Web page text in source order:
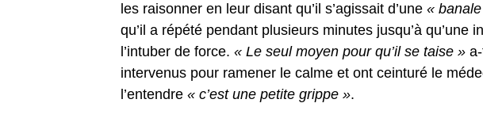
les raisonner en leur disant qu’il s’agissait d’une «
qu’il a répété pendant plusieurs minutes jusqu’à qu’une
l’intuber de force. « Le seul moyen pour qu’il se taise »
intervenus pour ramener le calme et ont ceinturé le
l’entendre « c’est une petite grippe ».